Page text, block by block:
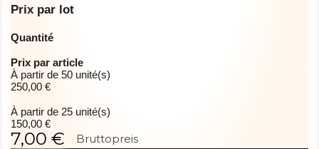
Prix par lot
Quantité
Prix par article
À partir de 50 unité(s)
250,00 €
À partir de 25 unité(s)
150,00 €
7,00 € Bruttopreis